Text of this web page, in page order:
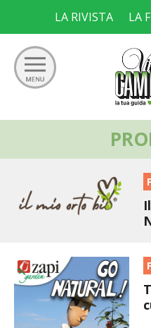
content
LA RIVISTA LA
FRUTTETO
ALLEVAMENTI
BIODIVERSITÀ